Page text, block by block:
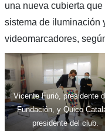
una nueva cubierta
sistema de iluminación
videomarcadores,
Vicente Furió, presidente
Fundación, y Quico
presidente del club.